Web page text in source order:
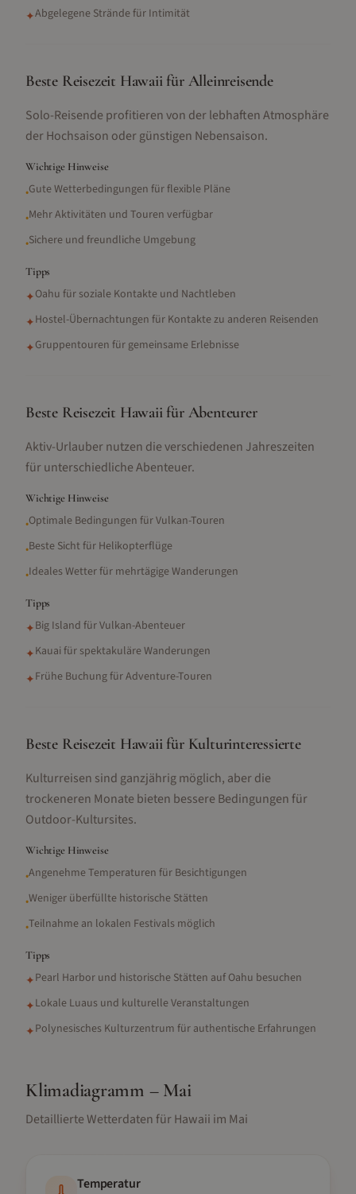
✦Abgelegene Strände für Intimität
Beste Reisezeit Hawaii für Alleinreisende
Solo-Reisende profitieren von der lebhaften Atmosphäre
der Hochsaison oder günstigen Nebensaison.
Wichtige Hinweise
•Gute Wetterbedingungen für flexible Pläne
•Mehr Aktivitäten und Touren verfügbar
•Sichere und freundliche Umgebung
Tipps
✦Oahu für soziale Kontakte und Nachtleben
✦Hostel-Übernachtungen für Kontakte zu anderen Reisenden
✦Gruppentouren für gemeinsame Erlebnisse
Beste Reisezeit Hawaii für Abenteurer
Aktiv-Urlauber nutzen die verschiedenen Jahreszeiten
für unterschiedliche Abenteuer.
Wichtige Hinweise
•Optimale Bedingungen für Vulkan-Touren
•Beste Sicht für Helikopterflüge
•Ideales Wetter für mehrtägige Wanderungen
Tipps
✦Big Island für Vulkan-Abenteuer
✦Kauai für spektakuläre Wanderungen
✦Frühe Buchung für Adventure-Touren
Beste Reisezeit Hawaii für Kulturinteressierte
Kulturreisen sind ganzjährig möglich, aber die
trockeneren Monate bieten bessere Bedingungen für
Outdoor-Kultursites.
Wichtige Hinweise
•Angenehme Temperaturen für Besichtigungen
•Weniger überfüllte historische Stätten
•Teilnahme an lokalen Festivals möglich
Tipps
✦Pearl Harbor und historische Stätten auf Oahu besuchen
✦Lokale Luaus und kulturelle Veranstaltungen
✦Polynesisches Kulturzentrum für authentische Erfahrungen
Klimadiagramm – Mai
Detaillierte Wetterdaten fürHawaii im Mai
Temperatur